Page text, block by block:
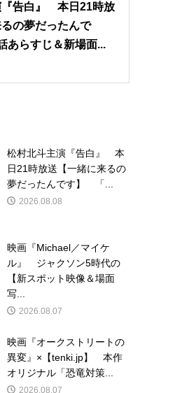
『告白』 本日21時放
の夢だったんで
らすじ＆新場面...
松村北斗主演『告白』 本
日21時放送【一緒に来るの
夢だったんです】 「...
2026.08.08
映画『Michael／マイケ
ル』 ジャクソン5時代の
【新スポット映像＆場面
写...
2026.08.07
映画『オークストリートの
異変』×【tenki.jp】 本作
オリジナル「恐竜対策...
2026.08.07